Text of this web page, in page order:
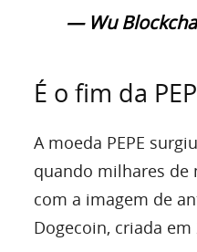
— Wu
É o fim da
A moeda PEPE
quando milhares de
com a imagem de
Dogecoin, criada em